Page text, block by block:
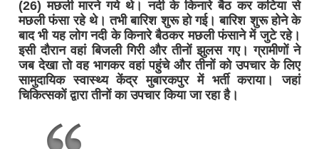
(26) मछली मारने गये थे। नदी के किनारे बैठ कर कटिया से
मछली फंसा रहे थे। तभी बारिश शुरू हो गई। बारिश शुरू होने के
बाद भी यह लोग नदी के किनारे बैठकर मछली फंसाने में जुटे रहे।
इसी दौरान वहां बिजली गिरी और तीनों झुलस गए। ग्रामीणों ने
जब देखा तो वह भागकर वहां पहुंचे और तीनों को उपचार के लिए
सामुदायिक स्वास्थ्य केंद्र मुबारकपुर में भर्ती कराया। जहां
चिकित्सकों द्वारा तीनों का उपचार किया जा रहा है।